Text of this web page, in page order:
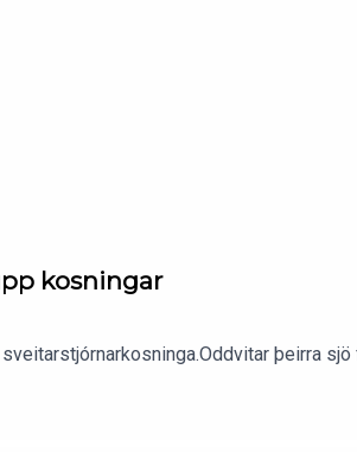
kosningar
þeirra